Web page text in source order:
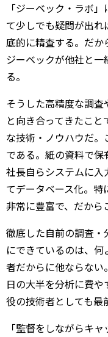
「ジーベック・ラボ
て少しでも疑問が出
底的に精査する。だか
ジーベックが他社と
る。
そうした高精度な調
と向き合ってきたこ
な技術・ノウハウだ
である。紙の資料で
社長自らシステムに
てデータベース化。
非常に豊富で、だから
徹底した自前の調査
にできているのは、
者だからに他ならない
日の大半を分析に費
役の技術者としても最
「監督をしながらキ